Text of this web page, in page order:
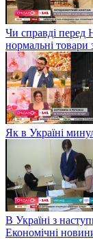
Чи справді перед
нормальні
Як в Україні
В Україні з
Економічні